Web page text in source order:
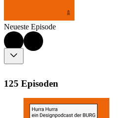
Neueste Episode
125 Episoden